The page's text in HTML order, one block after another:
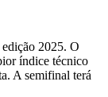
2025. O
índice técnico
A semifinal terá